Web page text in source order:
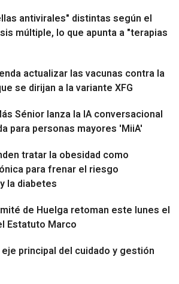
antivirales" distintas según el
múltiple, lo que apunta a "terapias
actualizar las vacunas contra la
se dirijan a la variante XFG
Sénior lanza la IA conversacional
para personas mayores 'MiiA'
tratar la obesidad como
para frenar el riesgo
la diabetes
de Huelga retoman este lunes el
Estatuto Marco
principal del cuidado y gestión